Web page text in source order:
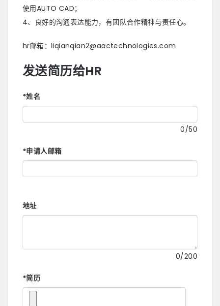
使用AUTO CAD；
4、良好的沟通表达能力，有团队合作精神与责任心。
hr邮箱：liqianqian2@aactechnologies.com
发送简历给HR
*姓名
0/50
*申请人邮箱
地址
0/200
*简历